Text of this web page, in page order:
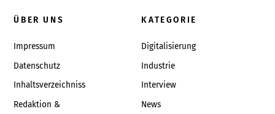
ÜBER UNS
Impressum
Datenschutz
Inhaltsverzeichniss
Redaktion &
KATEGORIE
Digitalisierung
Industrie
Interview
News